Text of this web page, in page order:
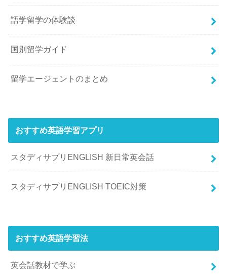
語学留学の体験談
国別留学ガイド
留学エージェントのまとめ
おすすめ英語学習アプリ
スタディサプリENGLISH 新日常英会話
スタディサプリENGLISH TOEIC対策
おすすめ英語学習法
英会話教材で学ぶ